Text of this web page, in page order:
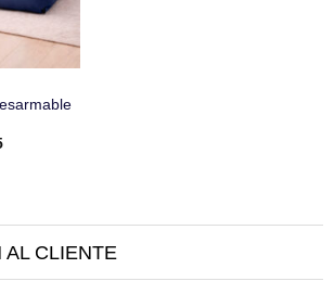
El
AL CLIENTE